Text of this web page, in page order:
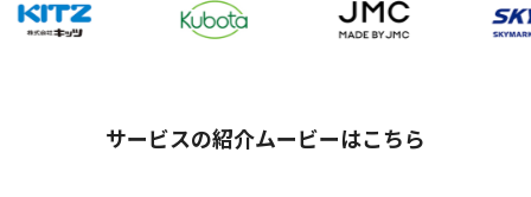
サービスの紹介ムービーはこちら